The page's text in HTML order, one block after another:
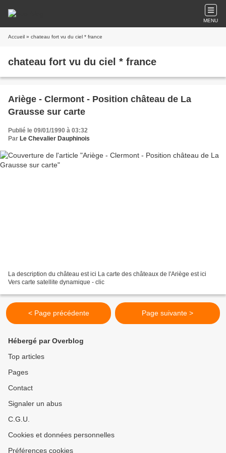
MENU
Accueil » chateau fort vu du ciel * france
chateau fort vu du ciel * france
Ariège - Clermont - Position château de La
Grausse sur carte
Publié le 09/01/1990 à 03:32
Par Le Chevalier Dauphinois
La description du château est ici La carte des châteaux de l'Ariège est ici
Vers carte satellite dynamique - clic
< Page précédente Page suivante >
Hébergé par Overblog
Top articles
Pages
Contact
Signaler un abus
C.G.U.
Cookies et données personnelles
Préférences cookies